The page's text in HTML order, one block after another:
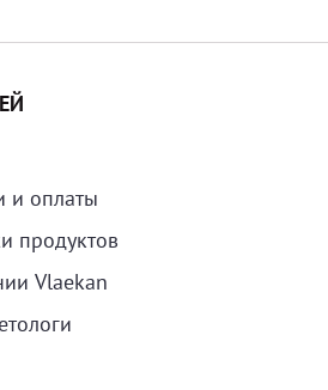
и оплаты
продуктов
Vlaekan